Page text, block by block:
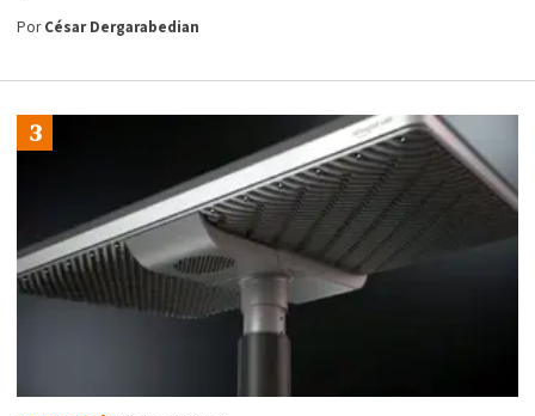
PorCésar Dergarabedian